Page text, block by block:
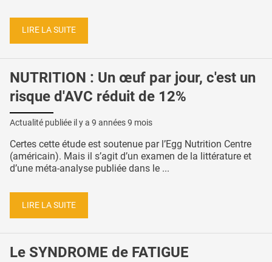
LIRE LA SUITE
NUTRITION : Un œuf par jour, c'est un
risque d'AVC réduit de 12%
Actualité publiée il y a 9 années 9 mois
Certes cette étude est soutenue par l’Egg Nutrition Centre
(américain). Mais il s’agit d’un examen de la littérature et
d’une méta-analyse publiée dans le ...
LIRE LA SUITE
Le SYNDROME de FATIGUE